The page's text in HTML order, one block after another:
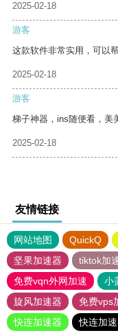
2025-02-18
游客
这款软件非常实用，可以
2025-02-18
游客
梯子神器，ins随便看，美
2025-02-18
友情链接
网站地图 QuickQ
坚果加速器
tiktok加
免费vqn外网加速
小
旋风加速器
免费vps
快连加速器
快连加